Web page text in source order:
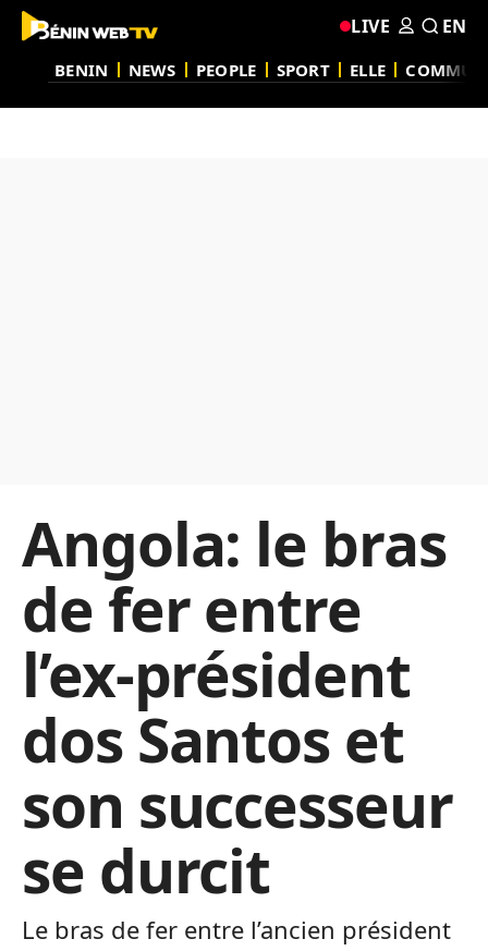
BENIN NEWS PEOPLE SPORT ELLE
LIVE EN
Angola: le bras
de fer entre
l’ex-président
dos Santos et
son successeur
se durcit
Le bras de fer entre l’ancien président